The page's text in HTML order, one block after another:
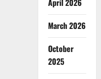
April 2026
March 2026
October
2025